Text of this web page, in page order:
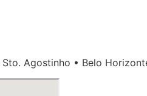
Sto. Agostinho • Belo